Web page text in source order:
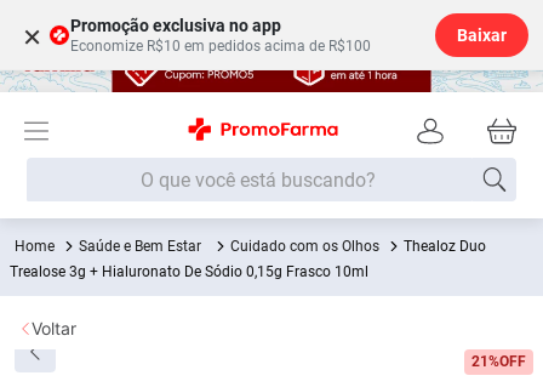
× Promoção exclusiva no app
Economize R$10 em pedidos acima de R$100
Baixar
O que você está buscando?
Saúde e Bem Estar Cuidado com os Olhos
Thealoz Duo
Trealose 3g + Hialuronato De Sódio 0,15g Frasco 10ml
21%OFF
Voltar
Termos mais buscados
1º Fralda
2